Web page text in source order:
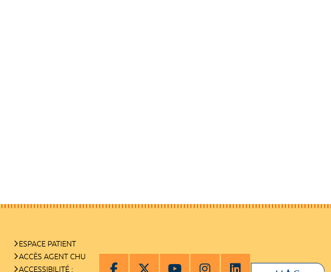
ESPACE PATIENT
ACCÈS AGENT CHU
ACCESSIBILITÉ :